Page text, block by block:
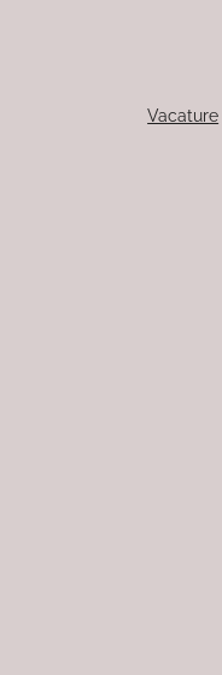
Vacature